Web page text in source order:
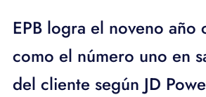
Televisión
Teléfono
EPB logra el noveno año
como el número uno en
del cliente según JD